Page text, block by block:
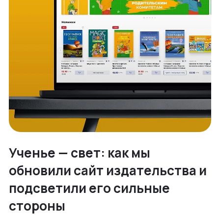
Ученье — свет: как мы
обновили сайт издательства и
подсветили его сильные
стороны